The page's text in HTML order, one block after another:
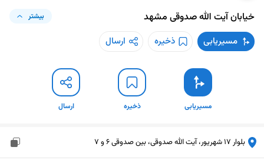
خیابان آیت الله صدوقی مشهد بیشتر
مسیریابی ذخیره ارسال
مسیریابی ذخیره ارسال
بلوار 17 شهریور، آیت الله صدوقی، بین صدوقی 6 و 7